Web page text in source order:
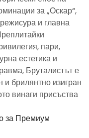
за „Оскар“,
и главна
пари,
естетика и
Бруталистът е
и брилянтно изигран
винаги присъства
за Премиум